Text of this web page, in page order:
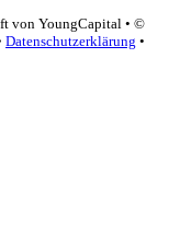
von YoungCapital • ©
Datenschutzerklärung •